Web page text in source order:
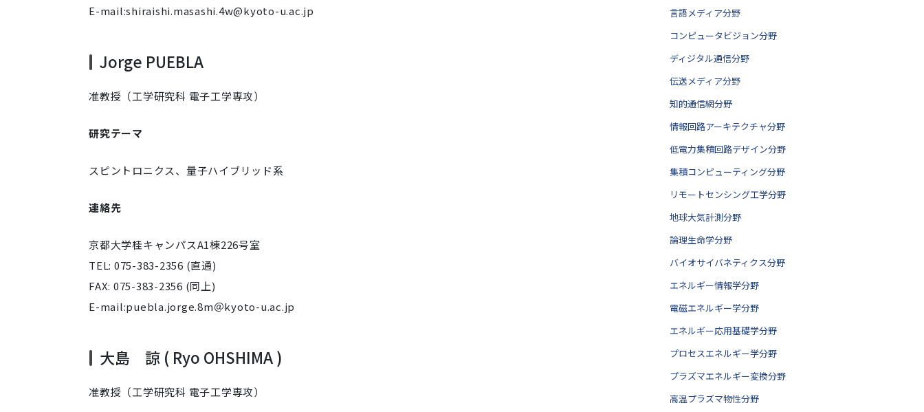
E-mail:shiraishi.masashi.4w@kyoto-u.ac.jp
Jorge PUEBLA
准教授（工学研究科 電子工学専攻）
研究テーマ
スピントロニクス、量子ハイブリッド系
連絡先
京都大学桂キャンパスA1棟226号室
TEL: 075-383-2356 (直通)
FAX: 075-383-2356 (同上)
E-mail:puebla.jorge.8m＠kyoto-u.ac.jp
大島 諒 ( Ryo OHSHIMA )
准教授（工学研究科 電子工学専攻）
言語メディア分野
コンピュータビジョン分野
ディジタル通信分野
伝送メディア分野
知的通信網分野
情報回路アーキテクチャ分野
低電力集積回路デザイン分野
集積コンピューティング分野
リモートセンシング工学分野
地球大気計測分野
論理生命学分野
バイオサイバネティクス分野
エネルギー情報学分野
電磁エネルギー学分野
エネルギー応用基礎学分野
プロセスエネルギー学分野
プラズマエネルギー変換分野
高温プラズマ物性分野